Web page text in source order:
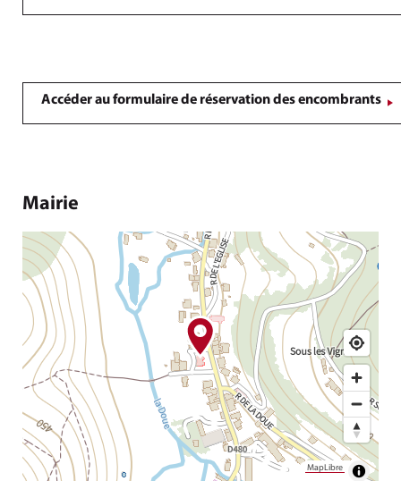
Accéder au formulaire de réservation des encombrants
Mairie
MapLibre